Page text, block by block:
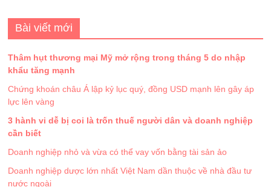
Bài viết mới
Thâm hụt thương mại Mỹ mở rộng trong tháng 5 do nhập
khẩu tăng mạnh
Chứng khoán châu Á lập kỷ lục quý, đồng USD mạnh lên gây áp
lực lên vàng
3 hành vi dễ bị coi là trốn thuế người dân và doanh nghiệp
cần biết
Doanh nghiệp nhỏ và vừa có thể vay vốn bằng tài sản ảo
Doanh nghiệp dược lớn nhất Việt Nam dần thuộc về nhà đầu tư
nước ngoài